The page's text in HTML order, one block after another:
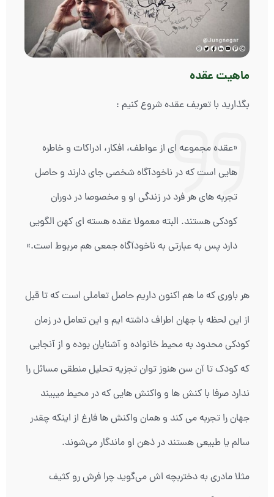
ماهیت عقده
بگذارید با تعریف عقده شروع کنیم :
«عقده مجموعه ای از عواطف، افکار، ادراکات و خاطره
هایی است که در ناخودآگاه شخصی جای دارند و حاصل
تجربه های هر فرد در زندگی او و مخصوصا در دوران
کودکی هستند. البته معمولا عقده هسته ای کهن الگویی
دارد پس به عبارتی به ناخودآگاه جمعی هم مربوط است.»
هر باوری که ما هم اکنون داریم حاصل تعاملی است که تا قبل
از این لحظه با جهان اطراف داشته ایم و این تعامل در زمان
کودکی محدود به محیط خانواده و آشنایان بوده و از آنجایی
که کودک تا آن سن هنوز توان تجزیه تحلیل منطقی مسائل را
ندارد صرفا با کنش ها و واکنش هایی که در محیط میبیند
جهان را تجربه می کند و همان واکنش ها فارغ از اینکه چقدر
سالم یا طبیعی هستند در ذهن او ماندگار می‌شوند.
مثلا مادری به دختربچه اش می‌گوید چرا فرش رو کثیف